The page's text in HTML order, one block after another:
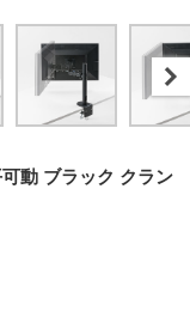
動 ブラック クラン